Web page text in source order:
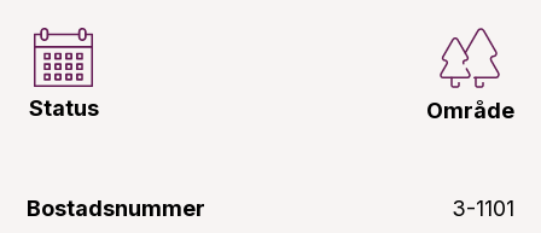
Status Område
Bostadsnummer 3-1101